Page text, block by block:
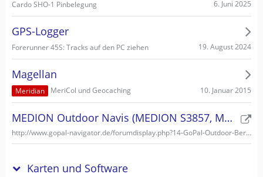
Cardo SHO-1 Pinbelegung 6. Juni 2025
GPS-Logger
Forerunner 45S: Tracks auf den PC ziehen 19. August 2024
Magellan
Meridian MeriCol und Geocaching 10. Januar 2015
MEDION Outdoor Navis (MEDION S3857, MEDION S3747)
http://www.gopal-navigator.de/forumdisplay.php?14-GoPal-Outdoor-Bereich
Karten und Software